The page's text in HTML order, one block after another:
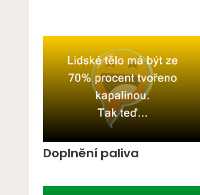
Doplnění paliva